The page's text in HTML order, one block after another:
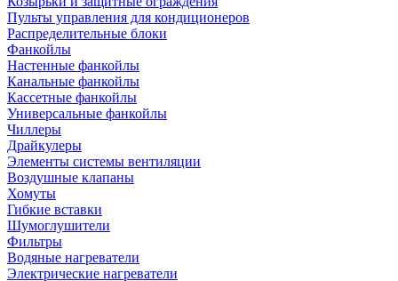
Пульты управления для кондиционеров
Распределительные блоки
Фанкойлы
Настенные фанкойлы
Канальные фанкойлы
Кассетные фанкойлы
Универсальные фанкойлы
Чиллеры
Драйкулеры
Элементы системы вентиляции
Воздушные клапаны
Хомуты
Гибкие вставки
Шумоглушители
Фильтры
Водяные нагреватели
Электрические нагреватели